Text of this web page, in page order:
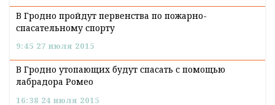
В Гродно пройдут первенства по пожарно-
спасательному спорту
9:45 27 июля 2015
В Гродно утопающих будут спасать с помощью
лабрадора Ромео
16:38 24 июля 2015